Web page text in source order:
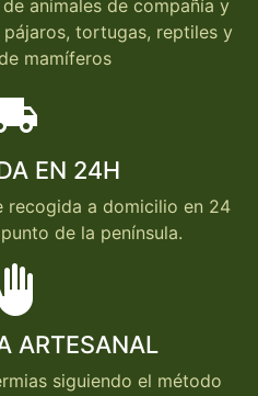
animales de compañía y
tortugas, reptiles y
mamíferos
EN 24H
recogida a domicilio en 24
de la península.
ARTESANAL
siguiendo el método